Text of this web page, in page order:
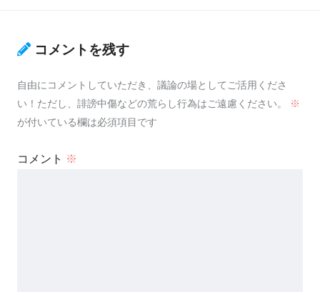
コメントを残す
自由にコメントしていただき、議論の場としてご活用くださ
い！ただし、誹謗中傷などの荒らし行為はご遠慮ください。
※
が付いている欄は必須項目です
コメント ※